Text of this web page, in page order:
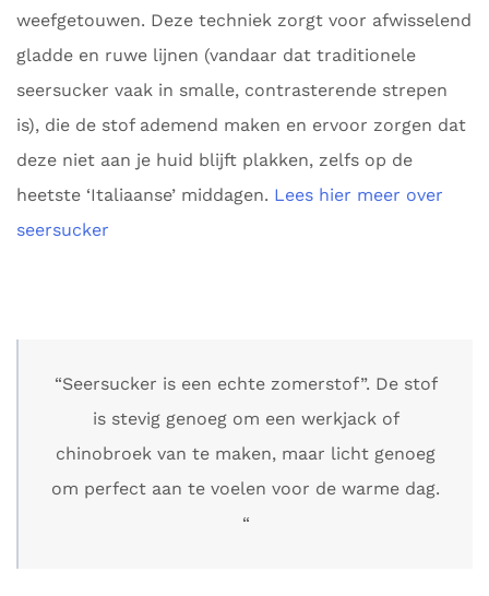
weefgetouwen. Deze techniek zorgt voor afwisselend
gladde en ruwe lijnen (vandaar dat traditionele
seersucker vaak in smalle, contrasterende strepen
is), die de stof ademend maken en ervoor zorgen dat
deze niet aan je huid blijft plakken, zelfs op de
heetste ‘Italiaanse’ middagen. Lees hier meer over
seersucker
“Seersucker is een echte zomerstof”. De stof
is stevig genoeg om een ​​werkjack of
chinobroek van te maken, maar licht genoeg
om perfect aan te voelen voor de warme dag.
“